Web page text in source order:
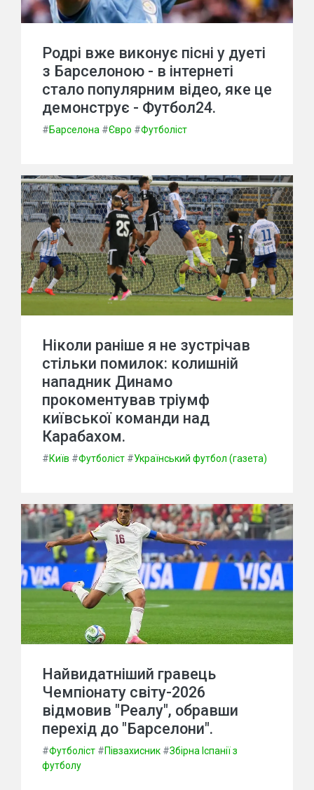
Родрі вже виконує пісні у дуеті
з Барселоною - в інтернеті
стало популярним відео, яке це
демонструє - Футбол24.
#Барселона #Євро #Футболіст
Ніколи раніше я не зустрічав
стільки помилок: колишній
нападник Динамо
прокоментував тріумф
київської команди над
Карабахом.
#Київ #Футболіст #Український футбол (газета)
Найвидатніший гравець
Чемпіонату світу-2026
відмовив "Реалу", обравши
перехід до "Барселони".
#Футболіст #Півзахисник #Збірна Іспанії з
футболу